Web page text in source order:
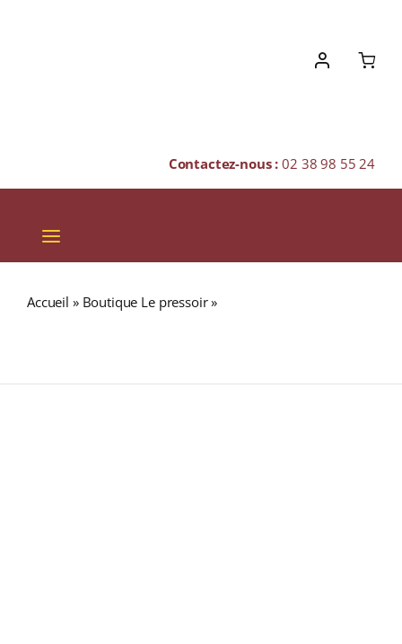
Contactez-nous :02 38 98 55 24
Toggle
Navigation
Accueil » Boutique Le pressoir»